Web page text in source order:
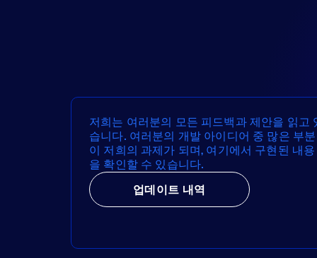
저희는 여러분의 모든 피드백과 제안을 읽고
습니다. 여러분의 개발 아이디어 중 많은 부분
이 저희의 과제가 되며, 여기에서 구현된 내용
을 확인할 수 있습니다.
업데이트 내역